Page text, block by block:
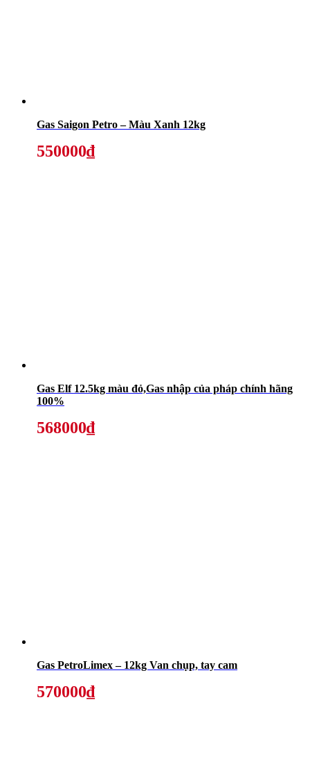
Gas Saigon Petro – Màu Xanh 12kg
550000₫
Gas Elf 12.5kg màu đỏ,Gas nhập của pháp chính hãng
100%
568000₫
Gas PetroLimex – 12kg Van chụp, tay cam
570000₫